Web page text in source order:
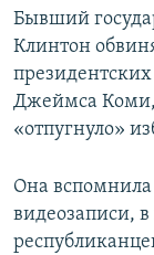
Бывший
Клинтон
Джеймса Коми,
«отпугнуло»
Она вспомнила
видеозаписи,